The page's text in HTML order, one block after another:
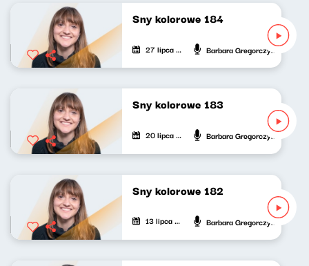
Sny kolorowe 184
27 lipca 2024 Barbara Gregorczyk
Sny kolorowe 183
20 lipca 2024 Barbara Gregorczyk
Sny kolorowe 182
13 lipca 2024 Barbara Gregorczyk